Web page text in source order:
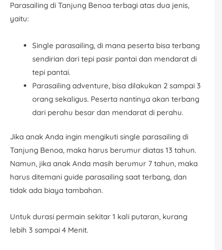
Parasailing di Tanjung Benoa terbagi atas dua jenis,
yaitu:
Single parasailing, di mana peserta bisa terbang
sendirian dari tepi pasir pantai dan mendarat di
tepi pantai.
Parasailing adventure, bisa dilakukan 2 sampai 3
orang sekaligus. Peserta nantinya akan terbang
dari perahu besar dan mendarat di perahu.
Jika anak Anda ingin mengikuti single parasailing di
Tanjung Benoa, maka harus berumur diatas 13 tahun.
Namun, jika anak Anda masih berumur 7 tahun, maka
harus ditemani guide parasailing saat terbang, dan
tidak ada biaya tambahan.
Untuk durasi permain sekitar 1 kali putaran, kurang
lebih 3 sampai 4 Menit.